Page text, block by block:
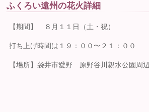
ふくろい遠州の花火詳細
【期間】 ８月１１日（土・祝）
打ち上げ時間は１９：００〜２１：００
【場所】袋井市愛野 原野谷川親水公園周辺